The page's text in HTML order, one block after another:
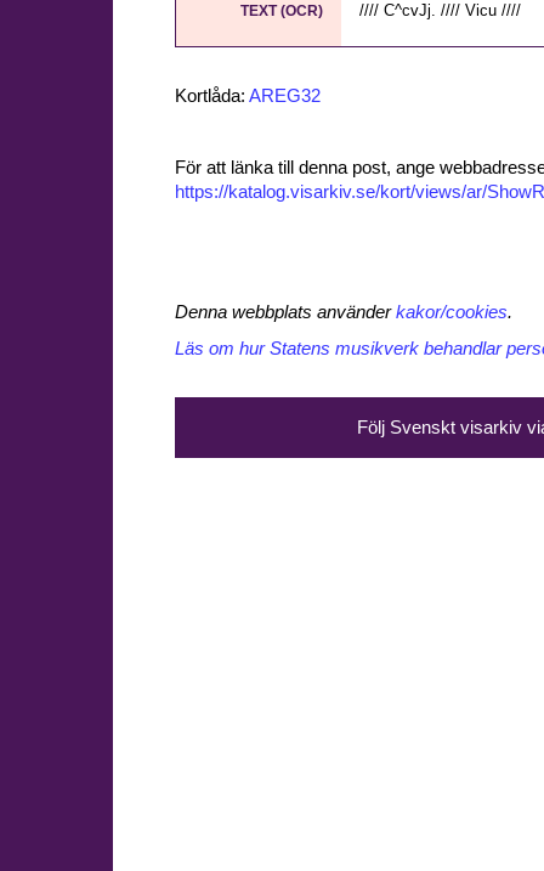
TEXT (OCR) //// C^cvJj. //// Vicu ////
Kortlåda: AREG32
För att länka till denna post, ange
https://katalog.visarkiv.se/kort/views/ar/
Denna webbplats använderkakor/cookies.
Läs om hur Statens musikverk behandlar
Följ Svenskt visarkiv